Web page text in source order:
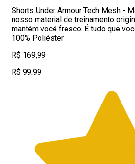
Shorts Under Armour Tech Mesh -
nosso material de treinamento
mantém você fresco. É tudo que
100% Poliéster
R$ 169,99
R$ 99,99